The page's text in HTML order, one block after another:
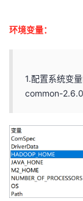
环境变量：
1.配置系统变
common-